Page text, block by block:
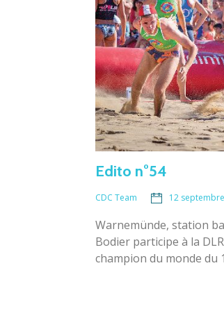
Edito n°54
CDC Team 12
Warnemünde, station
Bodier participe à la
champion du monde du